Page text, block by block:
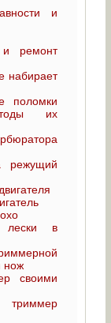
и
ремонт
набирает
поломки
их
режущий
в
нож
своими
триммер